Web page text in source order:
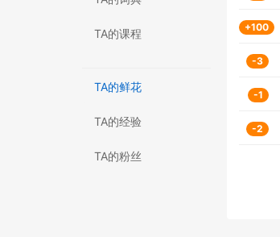
TA的课程
TA的鲜花
TA的经验
TA的粉丝
+100
-3
-1
-2